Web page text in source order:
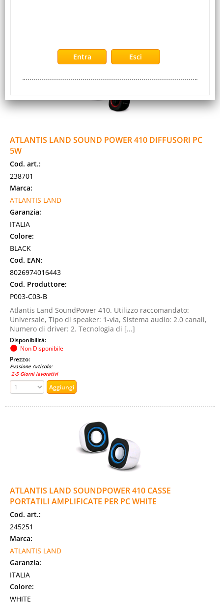
ATLANTIS LAND SOUND POWER 410 DIFFUSORI PC
5W
Cod. art.:
238701
Marca:
ATLANTIS LAND
Garanzia:
ITALIA
Colore:
BLACK
Cod. EAN:
8026974016443
Cod. Produttore:
P003-C03-B
Atlantis Land SoundPower 410. Utilizzo raccomandato:
Universale, Tipo di speaker: 1-via, Sistema audio: 2.0 canali,
Numero di driver: 2. Tecnologia di [...]
Disponibilità:
Non Disponibile
Prezzo:
Evasione Articolo:
2-5 Giorni lavorativi
ATLANTIS LAND SOUNDPOWER 410 CASSE
PORTATILI AMPLIFICATE PER PC WHITE
Cod. art.:
245251
Marca:
ATLANTIS LAND
Garanzia:
ITALIA
Colore:
WHITE